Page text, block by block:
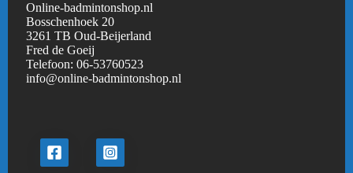
Online-badmintonshop.nl
Bosschenhoek 20
3261 TB Oud-Beijerland
Fred de Goeij
Telefoon:06-53760523
info@online-badmintonshop.nl